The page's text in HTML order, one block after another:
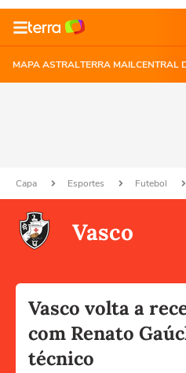
MAPA ASTRALTERRA MAILCENTRAL
Capa Esportes Futebol
Vasco
Vasco volta a
com Renato
técnico